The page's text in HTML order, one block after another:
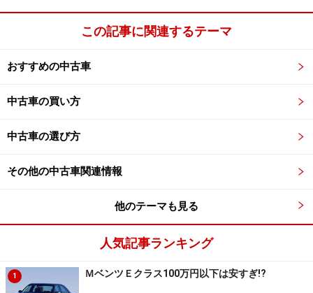
いずれにせよ、ロードスターにはない魅力がたまらない
しょう。
※記事内容は執筆時点のものです。最新の内容をご確認くださ
い。
この記事に関連するテーマ
おすすめの中古車
中古車の買い方
中古車の選び方
その他の中古車関連情報
他のテーマも見る
人気記事ランキング
1 ＭベンツＥクラス100万円以下は安すぎ!?